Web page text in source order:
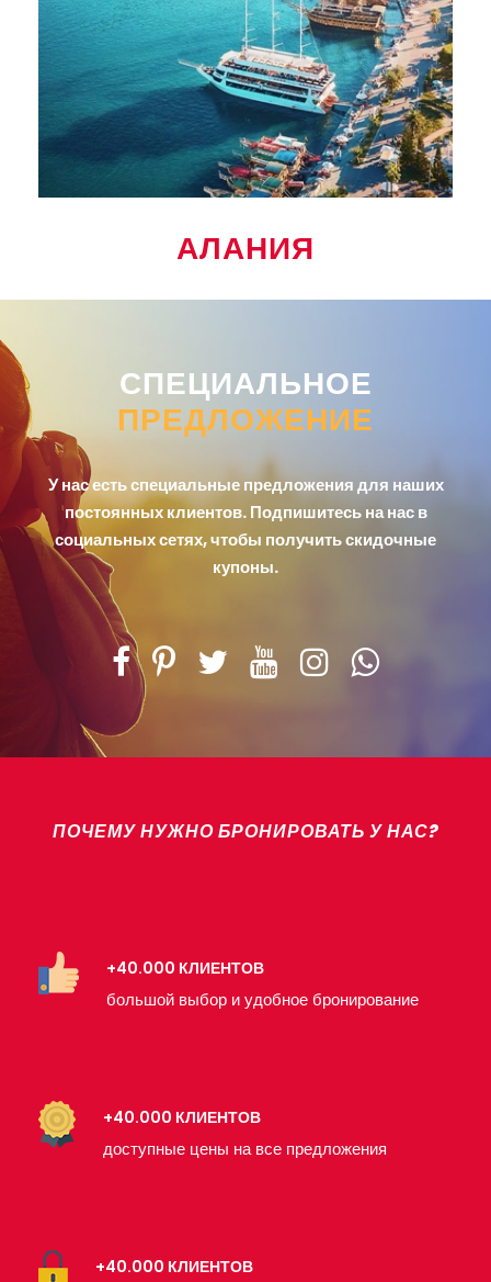
АЛАНИЯ
СПЕЦИАЛЬНОЕ
ПРЕДЛОЖЕНИЕ
У нас есть специальные предложения для наших
постоянных клиентов. Подпишитесь на нас в
социальных сетях, чтобы получить скидочные
купоны.
ПОЧЕМУ НУЖНО БРОНИРОВАТЬ У НАС?
+40.000 КЛИЕНТОВ
большой выбор и удобное бронирование
+40.000 КЛИЕНТОВ
доступные цены на все предложения
+40.000 КЛИЕНТОВ